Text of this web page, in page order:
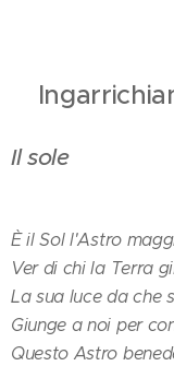
Il sole
È il Sol l'Astro
Ver di chi la Terra
La sua luce da che
Giunge a noi per
Questo Astro